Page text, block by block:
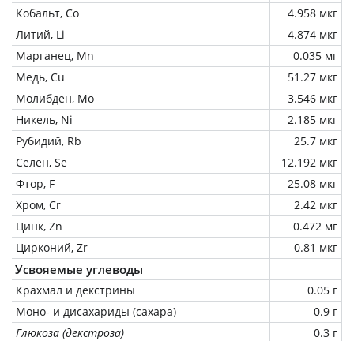
Кобальт, Co
4.958 мкг
Литий, Li
4.874 мкг
Марганец, Mn
0.035 мг
Медь, Cu
51.27 мкг
Молибден, Mo
3.546 мкг
Никель, Ni
2.185 мкг
Рубидий, Rb
25.7 мкг
Селен, Se
12.192 мкг
Фтор, F
25.08 мкг
Хром, Cr
2.42 мкг
Цинк, Zn
0.472 мг
Цирконий, Zr
0.81 мкг
Усвояемые углеводы
Крахмал и декстрины
0.05 г
Моно- и дисахариды (сахара)
0.9 г
Глюкоза (декстроза)
0.3 г